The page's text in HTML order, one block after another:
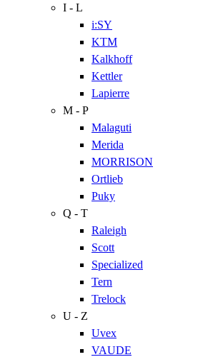
I - L
i:SY
KTM
Kalkhoff
Kettler
Lapierre
M - P
Malaguti
Merida
MORRISON
Ortlieb
Puky
Q - T
Raleigh
Scott
Specialized
Tern
Trelock
U - Z
Uvex
VAUDE